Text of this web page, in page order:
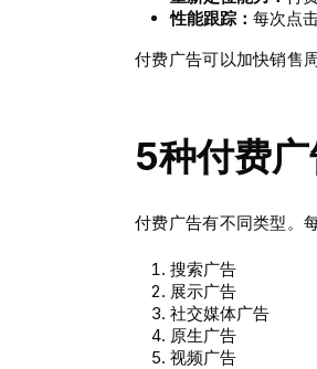
性能跟踪： 每次点
付费广告可以加快销售
5种付费广
付费广告有不同类型。
搜索广告
展示广告
社交媒体广告
原生广告
视频广告